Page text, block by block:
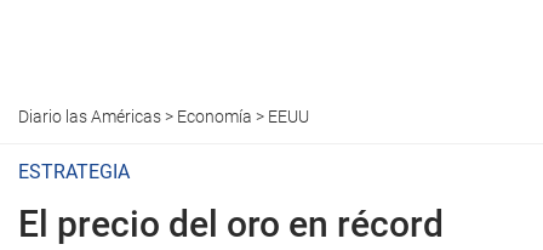
Diario las Américas> Economía > EEUU
ESTRATEGIA
El precio del oro en récord